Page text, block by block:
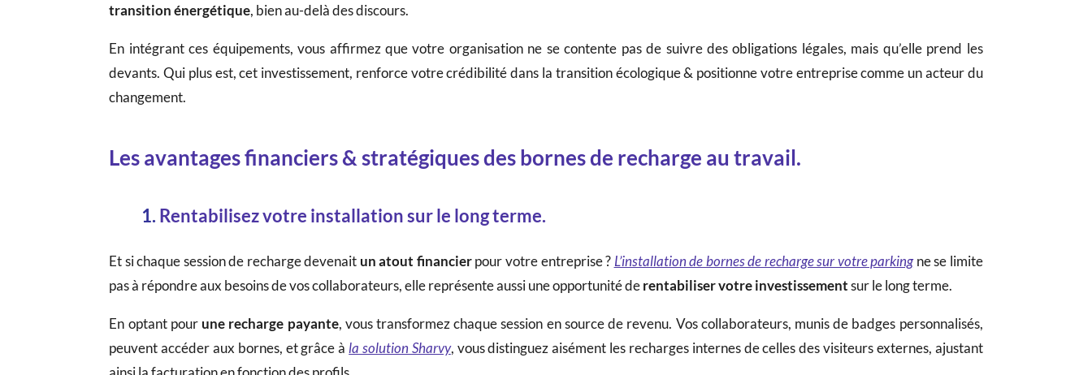
transition énergétique, bien au-delà des discours.
En intégrant ces équipements, vous affirmez que votre organisation ne se contente pas de suivre des obligations légales, mais qu’elle prend les
devants. Qui plus est, cet investissement, renforce votre crédibilité dans la transition écologique & positionne votre entreprise comme un acteur du
changement.
Les avantages financiers & stratégiques des bornes de recharge au travail.
1. Rentabilisez votre installation sur le long terme.
Et si chaque session de recharge devenait un atout financierpour votre entreprise ? L’installation de bornes de recharge sur votre parkingne se limite
pas à répondre aux besoins de vos collaborateurs, elle représente aussi une opportunité derentabiliser votre investissementsur le long terme.
En optant pour une recharge payante, vous transformez chaque session en source de revenu. Vos collaborateurs, munis de badges personnalisés,
peuvent accéder aux bornes, et grâce à la solution Sharvy, vous distinguez aisément les recharges internes de celles des visiteurs externes, ajustant